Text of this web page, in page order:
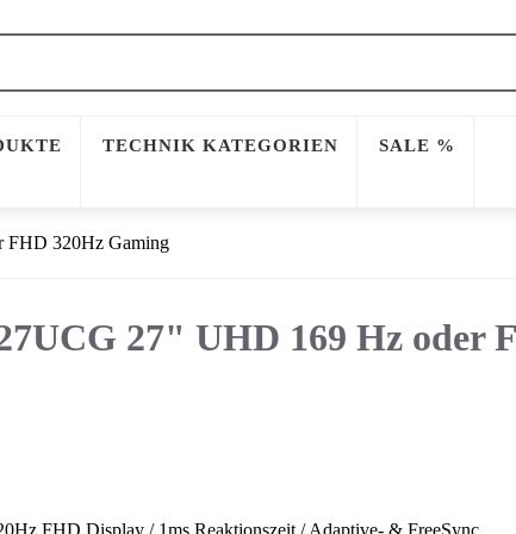
TECHNIK KATEGORIEN SALE %
320Hz Gaming
27" UHD 169 Hz oder
FHD Display / 1ms Reaktionszeit / Adaptive- & FreeSync